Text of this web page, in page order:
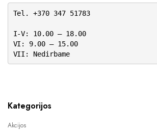
Tel. +370 347 51783
I-V: 10.00 – 18.00
VI: 9.00 – 15.00
VII: Nedirbame
Kategorijos
Akcijos